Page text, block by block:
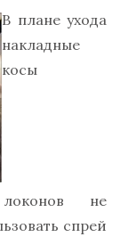
В плане ухода
накладные
косы
не
спрей